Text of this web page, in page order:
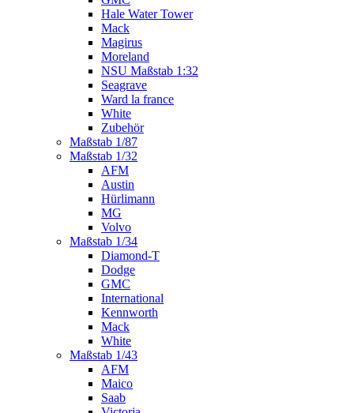
Hale Water Tower
Mack
Magirus
Moreland
NSU Maßstab 1:32
Seagrave
Ward la france
White
Zubehör
Maßstab 1/87
Maßstab 1/32
AFM
Austin
Hürlimann
MG
Volvo
Maßstab 1/34
Diamond-T
Dodge
GMC
International
Kennworth
Mack
White
Maßstab 1/43
AFM
Maico
Saab